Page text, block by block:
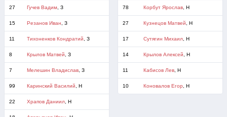
27 Гучев Вадим, З
15 Резанов Иван , З
11 Тихоненков Кондратий , З
8 Крылов Матвей , З
7 Мелешин Владислав, З
99 Каринский Василий , Н
22 Храпов Даниил, Н
78 Корбут Ярослав, Н
27 Кузнецов Матвей , Н
17 Сутягин Михаил, Н
14 Крылов Алексей , Н
11 Кабисов Лев, Н
10 Коновалов Егор , Н